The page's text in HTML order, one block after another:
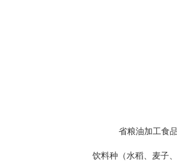
省粮油加工食
饮料种（水稻、麦子